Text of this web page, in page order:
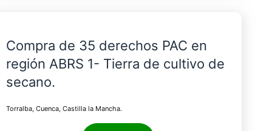
Compra de 35 derechos PAC en
región ABRS 1- Tierra de cultivo de
secano.
Torralba, Cuenca, Castilla la Mancha.